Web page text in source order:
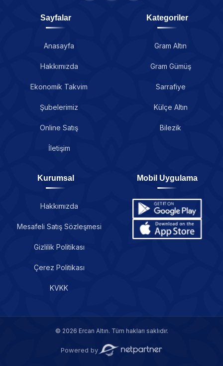
Sayfalar
Anasayfa
Hakkımızda
Ekonomik Takvim
Şubelerimiz
Online Satış
İletişim
Kategoriler
Gram Altın
Gram Gümüş
Sarrafiye
Külçe Altın
Bilezik
Kurumsal
Hakkımızda
Mesafeli Satış Sözleşmesi
Gizlilik Politikası
Çerez Politikası
KVKK
Mobil Uygulama
© 2026 Ercan Altın. Tüm hakları saklıdır.
Powered by